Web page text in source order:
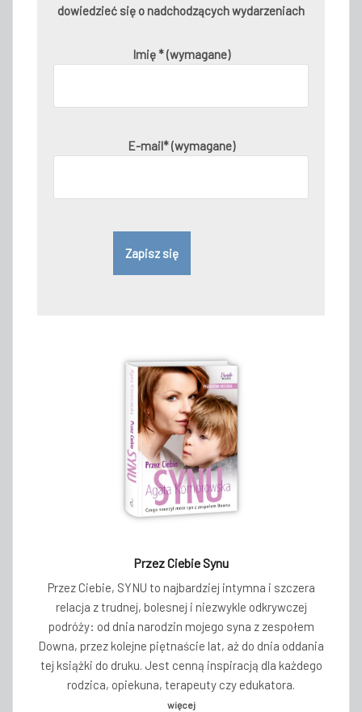
dowiedzieć się o nadchodzących wydarzeniach
Imię * (wymagane)
E-mail* (wymagane)
Przez Ciebie Synu
Przez Ciebie, SYNU to najbardziej intymna i szczera
relacja z trudnej, bolesnej i niezwykle odkrywczej
podróży: od dnia narodzin mojego syna z zespołem
Downa, przez kolejne piętnaście lat, aż do dnia oddania
tej książki do druku. Jest cenną inspiracją dla każdego
rodzica, opiekuna, terapeuty czy edukatora.
więcej